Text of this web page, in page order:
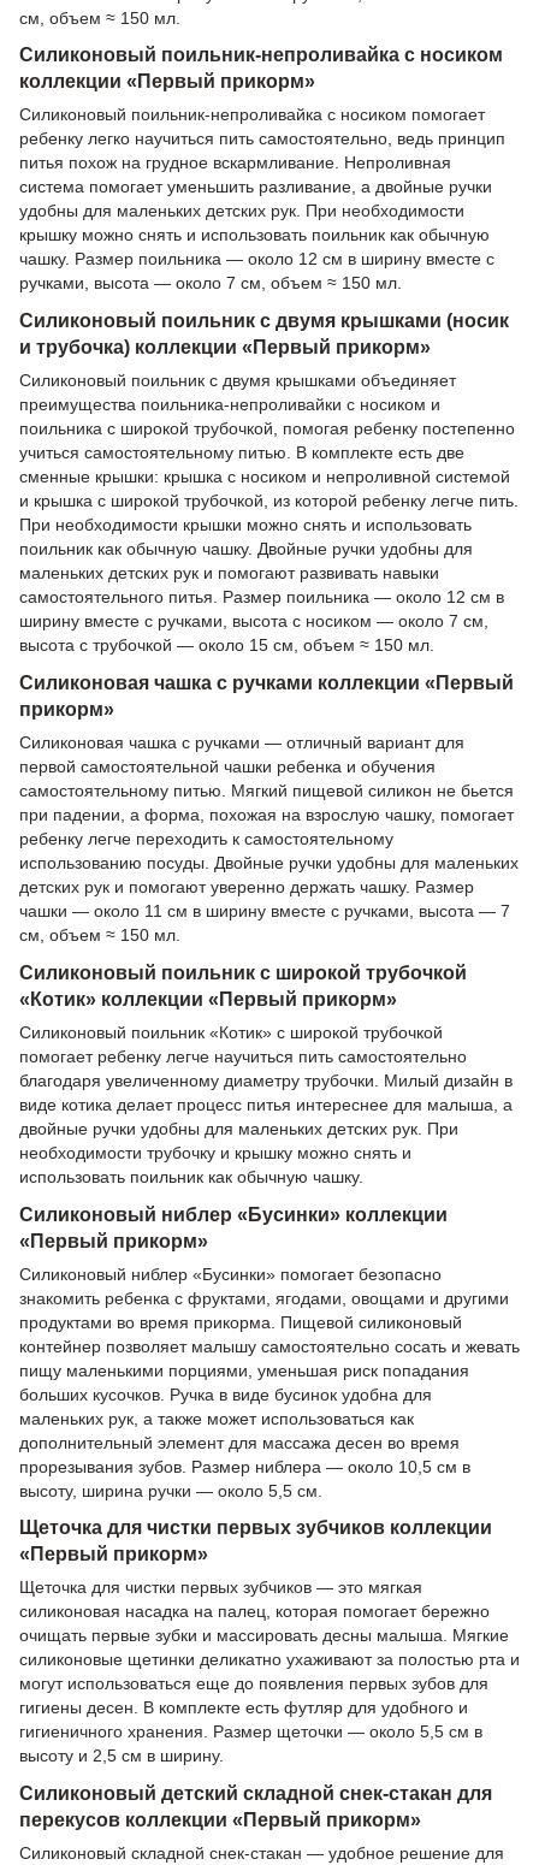
см, объем ≈ 150 мл.
Силиконовый поильник-непроливайка с носиком
коллекции «Первый прикорм»
Силиконовый поильник-непроливайка с носиком помогает
ребенку легко научиться пить самостоятельно, ведь принцип
питья похож на грудное вскармливание. Непроливная
система помогает уменьшить разливание, а двойные ручки
удобны для маленьких детских рук. При необходимости
крышку можно снять и использовать поильник как обычную
чашку. Размер поильника — около 12 см в ширину вместе с
ручками, высота — около 7 см, объем ≈ 150 мл.
Силиконовый поильник с двумя крышками (носик
и трубочка) коллекции «Первый прикорм»
Силиконовый поильник с двумя крышками объединяет
преимущества поильника-непроливайки с носиком и
поильника с широкой трубочкой, помогая ребенку постепенно
учиться самостоятельному питью. В комплекте есть две
сменные крышки: крышка с носиком и непроливной системой
и крышка с широкой трубочкой, из которой ребенку легче пить.
При необходимости крышки можно снять и использовать
поильник как обычную чашку. Двойные ручки удобны для
маленьких детских рук и помогают развивать навыки
самостоятельного питья. Размер поильника — около 12 см в
ширину вместе с ручками, высота с носиком — около 7 см,
высота с трубочкой — около 15 см, объем ≈ 150 мл.
Силиконовая чашка с ручками коллекции «Первый
прикорм»
Силиконовая чашка с ручками — отличный вариант для
первой самостоятельной чашки ребенка и обучения
самостоятельному питью. Мягкий пищевой силикон не бьется
при падении, а форма, похожая на взрослую чашку, помогает
ребенку легче переходить к самостоятельному
использованию посуды. Двойные ручки удобны для маленьких
детских рук и помогают уверенно держать чашку. Размер
чашки — около 11 см в ширину вместе с ручками, высота — 7
см, объем ≈ 150 мл.
Силиконовый поильник с широкой трубочкой
«Котик» коллекции «Первый прикорм»
Силиконовый поильник «Котик» с широкой трубочкой
помогает ребенку легче научиться пить самостоятельно
благодаря увеличенному диаметру трубочки. Милый дизайн в
виде котика делает процесс питья интереснее для малыша, а
двойные ручки удобны для маленьких детских рук. При
необходимости трубочку и крышку можно снять и
использовать поильник как обычную чашку.
Силиконовый ниблер «Бусинки» коллекции
«Первый прикорм»
Силиконовый ниблер «Бусинки» помогает безопасно
знакомить ребенка с фруктами, ягодами, овощами и другими
продуктами во время прикорма. Пищевой силиконовый
контейнер позволяет малышу самостоятельно сосать и жевать
пищу маленькими порциями, уменьшая риск попадания
больших кусочков. Ручка в виде бусинок удобна для
маленьких рук, а также может использоваться как
дополнительный элемент для массажа десен во время
прорезывания зубов. Размер ниблера — около 10,5 см в
высоту, ширина ручки — около 5,5 см.
Щеточка для чистки первых зубчиков коллекции
«Первый прикорм»
Щеточка для чистки первых зубчиков — это мягкая
силиконовая насадка на палец, которая помогает бережно
очищать первые зубки и массировать десны малыша. Мягкие
силиконовые щетинки деликатно ухаживают за полостью рта и
могут использоваться еще до появления первых зубов для
гигиены десен. В комплекте есть футляр для удобного и
гигиеничного хранения. Размер щеточки — около 5,5 см в
высоту и 2,5 см в ширину.
Силиконовый детский складной снек-стакан для
перекусов коллекции «Первый прикорм»
Силиконовый складной снек-стакан — удобное решение для